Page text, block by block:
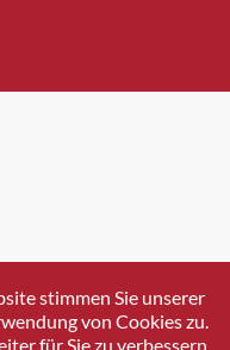
stimmen Sie unserer
von Cookies zu.
für Sie zu verbessern.